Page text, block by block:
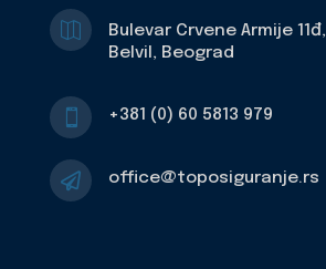

Bulevar Crvene Armije
Belvil, Beograd
 +381 (0) 60 5813 979
 office@toposiguranje.rs